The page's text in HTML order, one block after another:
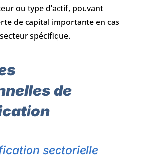
ou type d’actif, pouvant
de capital importante en cas
spécifique.
de
sectorielle